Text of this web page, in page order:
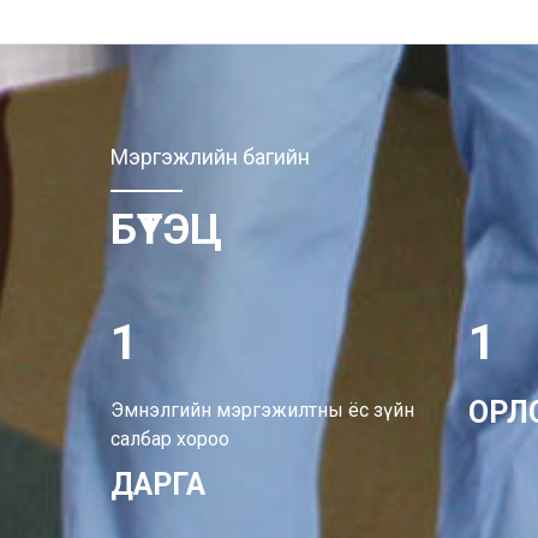
Мэргэжлийн багийн
БҮТЭЦ
1
2
3
Эмнэлгийн мэргэжилтны ёс зүйн
салбар хороо
ДАРГА
0
1
2
3